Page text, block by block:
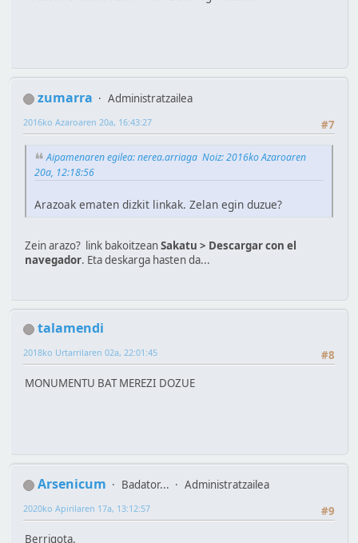
zumarra
Administratzailea
#7
2016ko Azaroaren 20a, 16:43:27
Aipamenaren egilea: nerea.arriaga Noiz: 2016ko Azaroaren
20a, 12:18:56
Arazoak ematen dizkit linkak. Zelan egin duzue?
Zein arazo? link bakoitzeanSakatu > Descargar con el
navegador. Eta deskarga hasten da...
talamendi
#8
2018ko Urtarrilaren 02a, 22:01:45
MONUMENTU BAT MEREZI DOZUE
Arsenicum Badator...
Administratzailea
#9
2020ko Apirilaren 17a, 13:12:57
Berrigota.